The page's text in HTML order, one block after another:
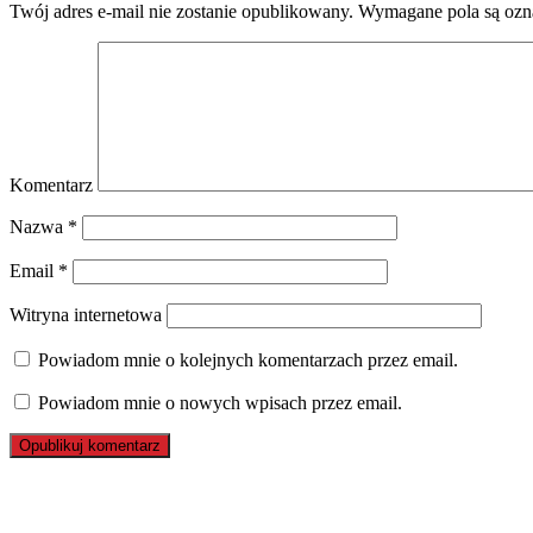
Twój adres e-mail nie zostanie opublikowany. Wymagane pola są
Komentarz
Nazwa *
Email *
Witryna internetowa
Powiadom mnie o kolejnych komentarzach przez email.
Powiadom mnie o nowych wpisach przez email.